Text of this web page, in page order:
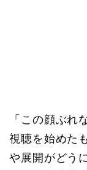
「この顔ぶれ
視聴を始めた
や展開がどう